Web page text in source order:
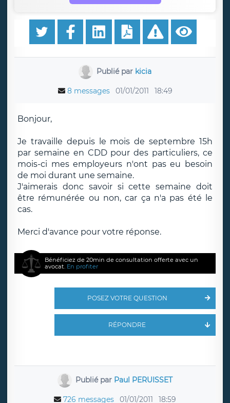
Publié par kicia
8 messages 01/01/2011 18:49
Bonjour,
Je travaille depuis le mois de septembre 15h
par semaine en CDD pour des particuliers, ce
mois-ci mes employeurs n'ont pas eu besoin
de moi durant une semaine.
J'aimerais donc savoir si cette semaine doit
être rémunérée ou non, car ça n'a pas été le
cas.
Merci d'avance pour votre réponse.
Bénéficiez de 20min de consultation offerte avec un
avocat. En profiter
POSEZ VOTRE QUESTION
RÉPONDRE
Publié par Paul PERUISSET
726 messages 01/01/2011 18:59